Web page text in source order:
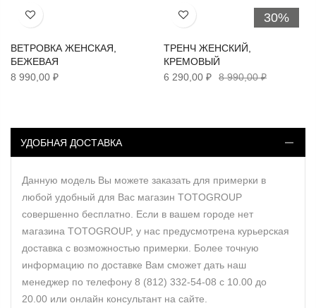
Хочу!
ВЕТРОВКА ЖЕНСКАЯ,
БЕЖЕВАЯ
8 990,00 ₽
30%
Хочу!
ТРЕНЧ ЖЕНСКИЙ,
КРЕМОВЫЙ
6 290,00 ₽
8 990,00 ₽
УДОБНАЯ ДОСТАВКА
Данную модель Вы можете заказать для примерки в
любой удобный для Вас магазин TOTOGROUP
совершенно бесплатно. Если в вашем городе нет
магазина TOTOGROUP, у нас предусмотрена курьерская
доставка с возможностью примерки. Более точную
информацию по доставке Вам сможет дать наш
менеджер по телефону 8 (812) 332-54-08 с 10.00 до
20.00 или онлайн консультант на сайте.